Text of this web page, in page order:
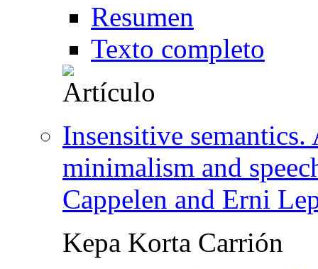
Resumen
Texto completo
Insensitive semantics.
minimalism and
Cappelen and Erni
Kepa Korta Carrión